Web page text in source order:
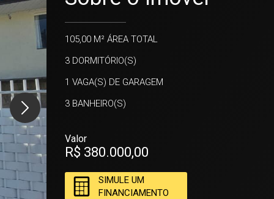
105,00 M² ÁREA TOTAL
3 DORMITÓRIO(S)
1 VAGA(S) DE GARAGEM
3 BANHEIRO(S)
Valor
R$ 380.000,00
SIMULE UM
FINANCIAMENTO